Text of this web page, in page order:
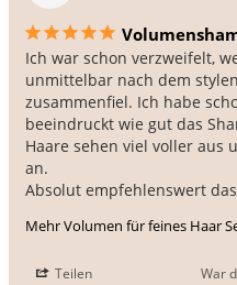
Ich war schon verzweifelt,
unmittelbar nach dem
zusammenfiel. Ich habe
beeindruckt wie gut das
Haare sehen viel voller aus
an.
Absolut empfehlenswert
Mehr Volumen für feines Haar
Teilen War